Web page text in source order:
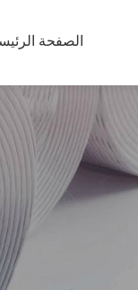
الصفحة